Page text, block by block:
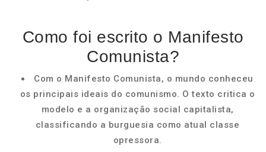
Como foi escrito o Manifesto
Comunista?
Com o Manifesto Comunista, o mundo conheceu
os principais ideais do comunismo. O texto critica o
modelo e a organização social capitalista,
classificando a burguesia como atual classe
opressora.